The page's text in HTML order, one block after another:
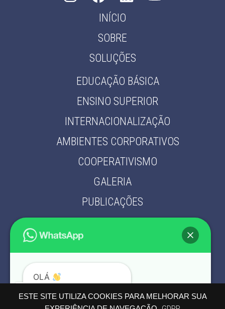
ESTE SITE UTILIZA COOKIES PARA MELHORAR SUA
INÍCIO
SOBRE
SOLUÇÕES
EDUCAÇÃO BÁSICA
ENSINO SUPERIOR
INTERNACIONALIZAÇÃO
AMBIENTES CORPORATIVOS
COOPERATIVISMO
GALERIA
PUBLICAÇÕES
PARCEIROS
POLÍTICA DE PRIVACIDADE
OLÁ